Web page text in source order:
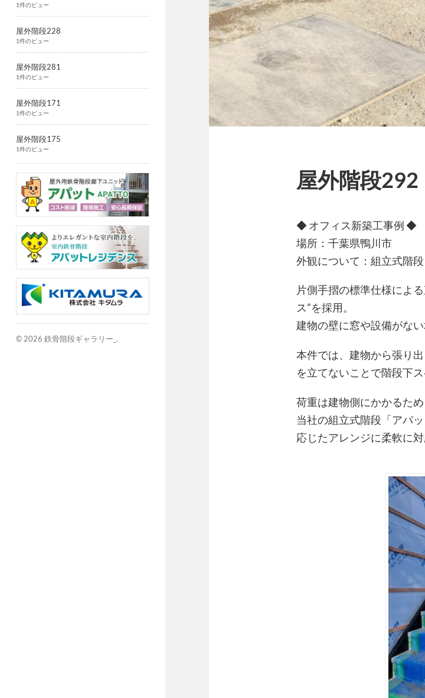
1件のビュー
屋外階段228
1件のビュー
屋外階段281
1件のビュー
屋外階段171
1件のビュー
屋外階段175
1件のビュー
© 2026 鉄骨階段ギャラリー_ .
屋外階段292
◆ オフィス新築工事例 ◆
場所：千葉県鴨川市
外観について：組立式階
片側手摺の標準仕様によ
ス”を採用。
建物の壁に窓や設備がな
本件では、建物から張り
を立てないことで階段下
荷重は建物側にかかるた
当社の組立式階段「アパ
応じたアレンジに柔軟に対